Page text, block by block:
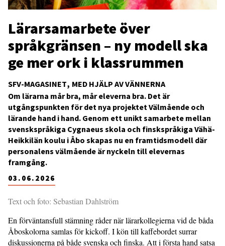
SFV-MAGASINET MED HJÄLP AV VÄNNERNA
Lärarsamarbete över
språkgränsen – ny modell ska
ge mer ork i klassrummen
03.06.2026
Om lärarna mår bra, mår eleverna bra. Det är
utgångspunkten för det nya projektet Välmående och
lärande hand i hand. Genom ett unikt samarbete mellan
svenskspråkiga Cygnaeus skola och finskspråkiga Vähä-
Heikkilän koulu i Åbo skapas nu en framtidsmodell där
personalens välmående är nyckeln till elevernas
framgång.
Text och foto: Sebastian Dahlström
En förväntansfull stämning råder när lärarkollegierna vid de båda
Åboskolorna samlas för kickoff. I kön till kaffebordet surrar
diskussionerna på både svenska och finska. Att i första hand satsa